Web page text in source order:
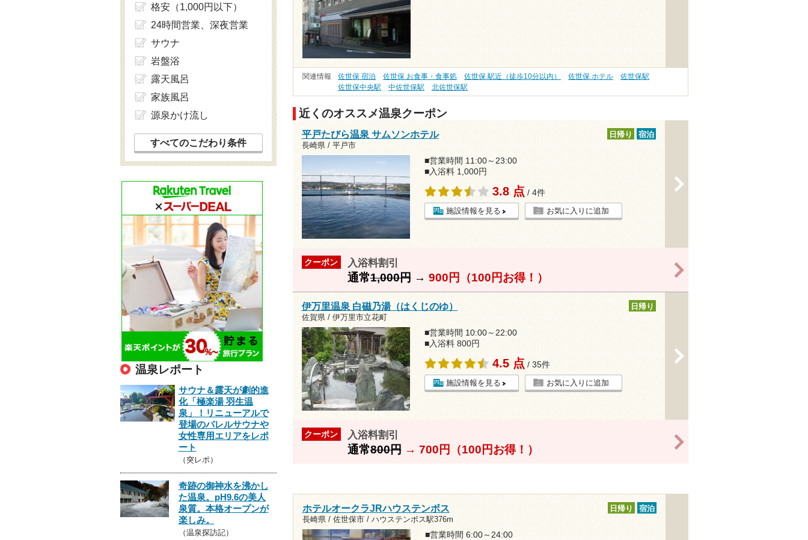
関連情報 佐世保 宿泊 佐世保 お食事・食事処 佐世保 駅近（徒歩10分以内） 佐世保 ホテル
佐世保駅
佐世保中央駅
中佐世保駅 北佐世保駅
近くのオススメ温泉クーポン
平戸たびら温泉 サムソンホテル
長崎県 / 平戸市
日帰り 宿泊
■営業時間 11:00～23:00
■入浴料 1,000円
3.8 点 / 4件
施設情報を見る お気に入りに追加
クーポン 入浴料割引
通常1,000円→ 900円（100円お得！）
伊万里温泉 白磁乃湯（はくじのゆ）
佐賀県 / 伊万里市立花町
日帰り
■営業時間 10:00～22:00
■入浴料 800円
4.5 点 / 35件
施設情報を見る お気に入りに追加
クーポン 入浴料割引
通常800円→ 700円（100円お得！）
ホテルオークラJRハウステンボス
長崎県 / 佐世保市 / ハウステンボス駅376m
日帰り 宿泊
■営業時間 6:00～24:00
格安（1,000円以下）
24時間営業、深夜営業
サウナ
岩盤浴
露天風呂
家族風呂
源泉かけ流し
すべてのこだわり条件
温泉レポート
サウナ＆露天が劇的進
化「極楽湯 羽生温
泉」！リニューアルで
登場のバレルサウナや
女性専用エリアをレポ
ート
（突レポ）
奇跡の御神水を沸かし
た温泉。pH9.6の美人
泉質。本格オープンが
楽しみ。
（温泉探訪記）